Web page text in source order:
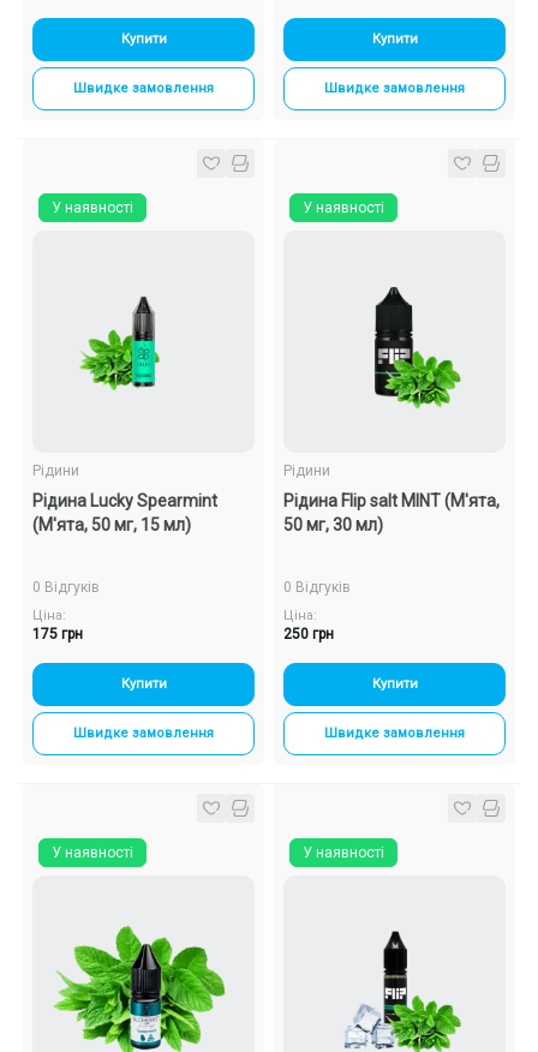
Купити
Швидке замовлення
Купити
Швидке замовлення
У наявності
Рідини
Рідина Lucky Spearmint
(М'ята, 50 мг, 15 мл)
0 Відгуків
Ціна:
175 грн
Купити
Швидке замовлення
У наявності
Рідини
Рідина Flip salt MINT (М'ята,
50 мг, 30 мл)
0 Відгуків
Ціна:
250 грн
Купити
Швидке замовлення
У наявності У наявності